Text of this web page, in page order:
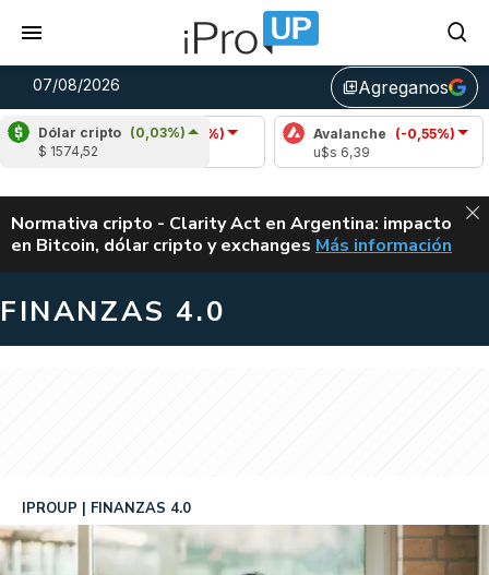
07/08/2026 library_addAgreganos
Dólar cripto (0,03%)
$ 1574,52
Cardano (-3,60%)
u$s 0,20
Avalanche
(-0,55%)
ALERTA
Normativa cripto - Clarity Act en Argentina: impacto
en Bitcoin, dólar cripto y exchanges CLARITY ACT EN
Más información
FINANZAS 4.0
IPROUP FINANZAS 4.0